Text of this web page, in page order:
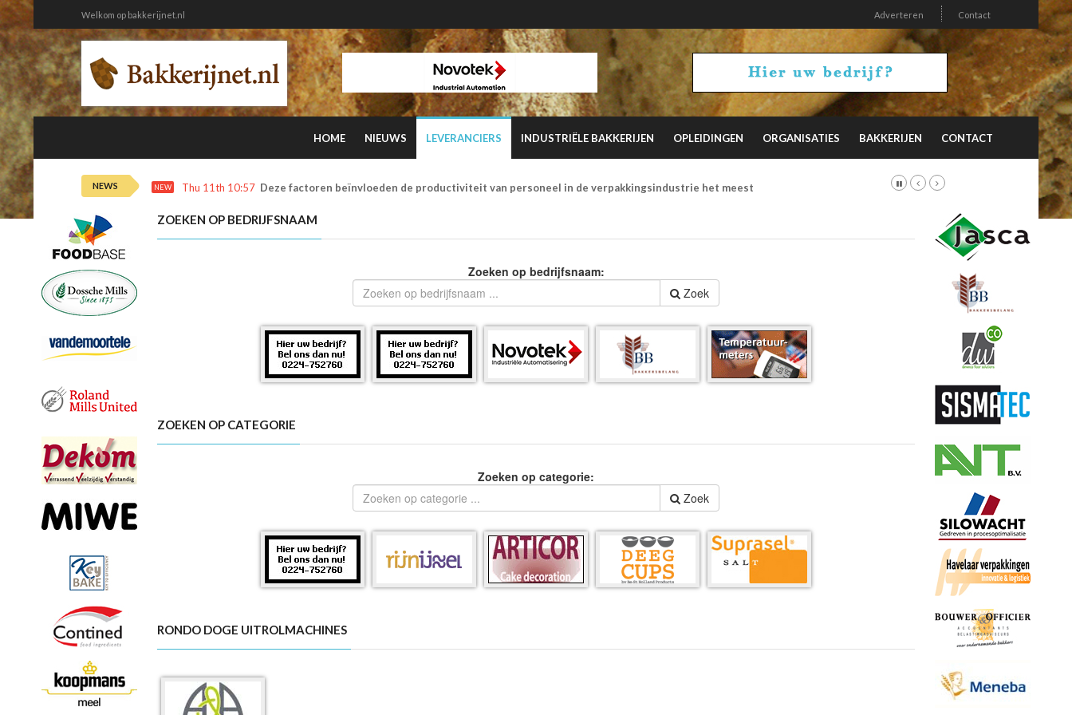
Welkom op bakkerijnet.nl Adverteren Contact
HOME NIEUWS LEVERANCIERS INDUSTRIËLE BAKKERIJEN OPLEIDINGEN ORGANISATIES BAKKERIJEN CONTACT
NEWS NEW Thu 11th 10:57 Deze factoren beïnvloeden de productiviteit van personeel in de verpakkingsindustrie het meest
ZOEKEN OP BEDRIJFSNAAM
Zoeken op bedrijfsnaam:
Zoek
ZOEKEN OP CATEGORIE
Zoeken op categorie:
Zoek
RONDO DOGE UITROLMACHINES